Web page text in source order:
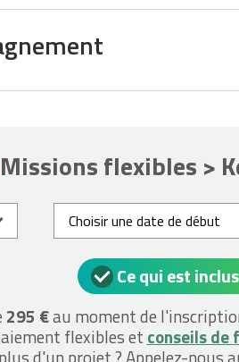
Missions flexibles >
Ce qui est
295 €au moment de
flexibles et conseils de